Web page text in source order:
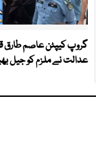
گروپ کیپٹن عاصم طارق
عدالت نے ملزم کو جیل